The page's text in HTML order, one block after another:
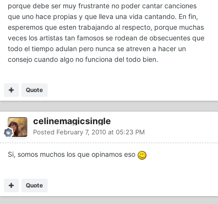
porque debe ser muy frustrante no poder cantar canciones
que uno hace propias y que lleva una vida cantando. En fin,
esperemos que esten trabajando al respecto, porque muchas
veces los artistas tan famosos se rodean de obsecuentes que
todo el tiempo adulan pero nunca se atreven a hacer un
consejo cuando algo no funciona del todo bien.
Quote
celinemagicsingle
Posted February 7, 2010 at 05:23 PM
Si, somos muchos los que opinamos eso
Quote